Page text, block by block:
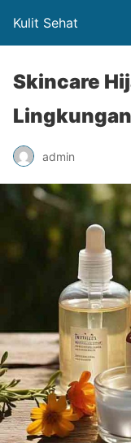
Kulit Sehat
Skincare
admin